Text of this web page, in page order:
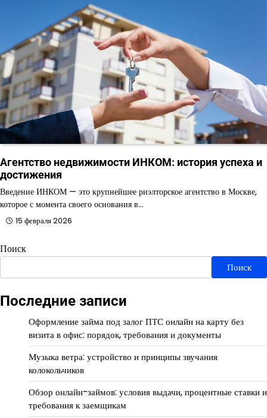
Агентство недвижимости ИНКОМ: история успеха и
достижения
Введение ИНКОМ — это крупнейшее риэлторское агентство в Москве,
которое с момента своего основания в…
15 февраля 2026
Поиск
Поиск
Последние записи
Оформление займа под залог ПТС онлайн на карту без
визита в офис: порядок, требования и документы
Музыка ветра: устройство и принципы звучания
колокольчиков
Обзор онлайн-займов: условия выдачи, процентные ставки и
требования к заемщикам